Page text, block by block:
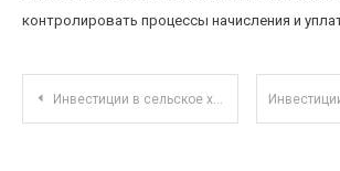
контролировать процессы начисления и
Навигация по
Инвестиции в сельское хозяйство: устойчивое развитие и долгосрочная прибыль фермерских предприятий